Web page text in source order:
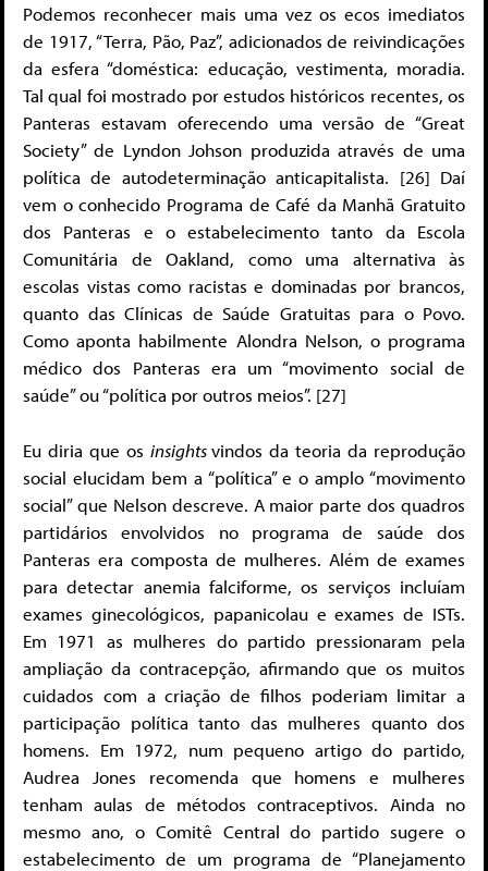
Podemos reconhecer mais uma vez os ecos imediatos
de 1917, “Terra, Pão, Paz”, adicionados de reivindicações
da esfera “doméstica: educação, vestimenta, moradia.
Tal qual foi mostrado por estudos históricos recentes, os
Panteras estavam oferecendo uma versão de “Great
Society” de Lyndon Johson produzida através de uma
política de autodeterminação anticapitalista. [26] Daí
vem o conhecido Programa de Café da Manhã Gratuito
dos Panteras e o estabelecimento tanto da Escola
Comunitária de Oakland, como uma alternativa às
escolas vistas como racistas e dominadas por brancos,
quanto das Clínicas de Saúde Gratuitas para o Povo.
Como aponta habilmente Alondra Nelson, o programa
médico dos Panteras era um “movimento social de
saúde” ou “política por outros meios”. [27]
Eu diria que os insightsvindos da teoria da reprodução
social elucidam bem a “política” e o amplo “movimento
social” que Nelson descreve. A maior parte dos quadros
partidários envolvidos no programa de saúde dos
Panteras era composta de mulheres. Além de exames
para detectar anemia falciforme, os serviços incluíam
exames ginecológicos, papanicolau e exames de ISTs.
Em 1971 as mulheres do partido pressionaram pela
ampliação da contracepção, afirmando que os muitos
cuidados com a criação de filhos poderiam limitar a
participação política tanto das mulheres quanto dos
homens. Em 1972, num pequeno artigo do partido,
Audrea Jones recomenda que homens e mulheres
tenham aulas de métodos contraceptivos. Ainda no
mesmo ano, o Comitê Central do partido sugere o
estabelecimento de um programa de “Planejamento